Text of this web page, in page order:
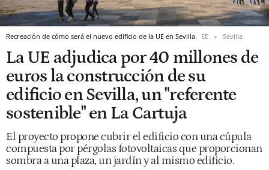
Recreación de cómo será el nuevo edificio de la UE en Sevilla. EE Sevilla
La UE adjudica por 40 millones de
euros la construcción de su
edificio en Sevilla, un "referente
sostenible" en La Cartuja
El proyecto propone cubrir el edificio con una cúpula
compuesta por pérgolas fotovoltaicas que proporcionan
sombra a una plaza, un jardín y al mismo edificio.